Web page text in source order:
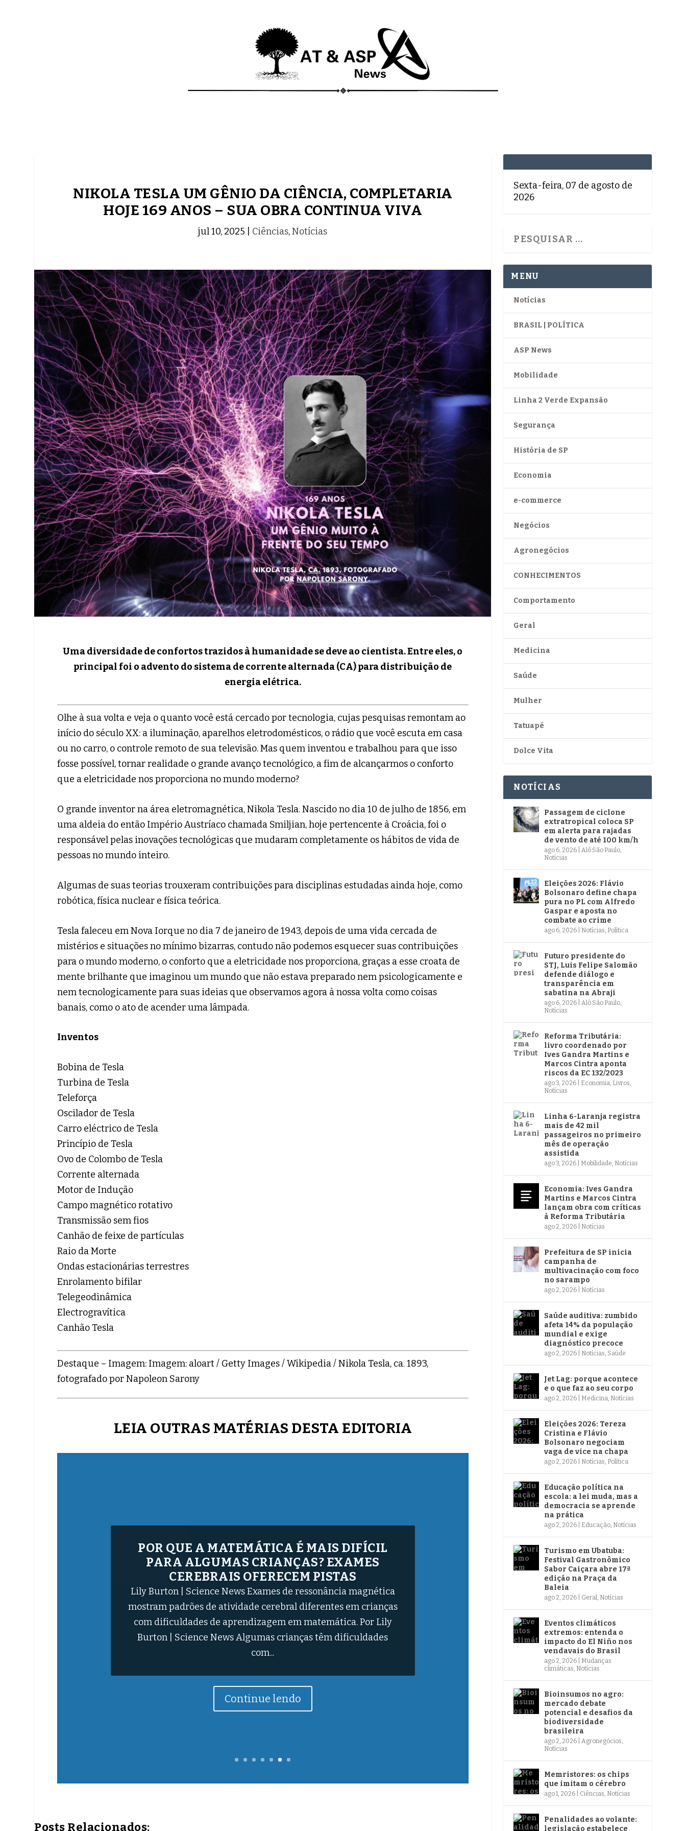
NIKOLA TESLA UM GÊNIO DA CIÊNCIA, COMPLETARIA
HOJE 169 ANOS – SUA OBRA CONTINUA VIVA
jul 10, 2025 Ciências,Notícias
Uma diversidade de confortos trazidos à humanidade se deve ao cientista. Entre eles, o
principal foi o advento do sistema de corrente alternada (CA) para distribuição de
energia elétrica.
Olhe à sua volta e veja o quanto você está cercado por tecnologia, cujas pesquisas remontam ao
início do século XX: a iluminação, aparelhos eletrodomésticos, o rádio que você escuta em casa
ou no carro, o controle remoto de sua televisão. Mas quem inventou e trabalhou para que isso
fosse possível, tornar realidade o grande avanço tecnológico, a fim de alcançarmos o conforto
que a eletricidade nos proporciona no mundo moderno?
O grande inventor na área eletromagnética, Nikola Tesla. Nascido no dia 10 de julho de 1856, em
uma aldeia do então Império Austríaco chamada Smiljian, hoje pertencente à Croácia, foi o
responsável pelas inovações tecnológicas que mudaram completamente os hábitos de vida de
pessoas no mundo inteiro.
Algumas de suas teorias trouxeram contribuições para disciplinas estudadas ainda hoje, como
robótica, física nuclear e física teórica.
Tesla faleceu em Nova Iorque no dia 7 de janeiro de 1943, depois de uma vida cercada de
mistérios e situações no mínimo bizarras, contudo não podemos esquecer suas contribuições
para o mundo moderno, o conforto que a eletricidade nos proporciona, graças a esse croata de
mente brilhante que imaginou um mundo que não estava preparado nem psicologicamente e
nem tecnologicamente para suas ideias que observamos agora à nossa volta como coisas
banais, como o ato de acender uma lâmpada.
Inventos
Bobina de Tesla
Turbina de Tesla
Teleforça
Oscilador de Tesla
Carro eléctrico de Tesla
Princípio de Tesla
Ovo de Colombo de Tesla
Corrente alternada
Motor de Indução
Campo magnético rotativo
Transmissão sem fios
Canhão de feixe de partículas
Raio da Morte
Ondas estacionárias terrestres
Enrolamento bifilar
Telegeodinâmica
Electrogravítica
Canhão Tesla
Destaque – Imagem: Imagem: aloart / Getty Images / Wikipedia / Nikola Tesla, ca. 1893,
fotografado por Napoleon Sarony
LEIA OUTRAS MATÉRIAS DESTA EDITORIA
TATIANA SAMPAIO DETALHA DESCOBERTA
DA POLILAMININA NO RODA VIVA DA TV
CULTURA
Pesquisadora da UFRJ afirma que não buscava exposição e
explica como molécula desenvolvida ao longo de 30 anos pode
representar avanço no tratamento de lesões medulares. A
bióloga e professora da Universidade Federal do Rio de Janeiro,
Tatiana Sampaio, foi...
Continue lendo
Posts Relacionados:
Sexta-feira, 07 de agosto de
2026
MENU
Notícias
BRASIL | POLÍTICA
ASP News
Mobilidade
Linha 2 Verde Expansão
Segurança
História de SP
Economia
e-commerce
Negócios
Agronegócios
CONHECIMENTOS
Comportamento
Geral
Medicina
Saúde
Mulher
Tatuapé
Dolce Vita
NOTÍCIAS
Passagem de ciclone
extratropical coloca SP
em alerta para rajadas
de vento de até 100 km/h
ago 6, 2026 |Alô São Paulo,
Notícias
Eleições 2026: Flávio
Bolsonaro define chapa
pura no PL com Alfredo
Gaspar e aposta no
combate ao crime
ago 6, 2026 Notícias, Política
Futuro presidente do
STJ, Luis Felipe Salomão
defende diálogo e
transparência em
sabatina na Abraji
ago 6, 2026 |Alô São Paulo,
Notícias
Reforma Tributária:
livro coordenado por
Ives Gandra Martins e
Marcos Cintra aponta
riscos da EC 132/2023
ago 3, 2026 Economia, Livros,
Notícias
Linha 6-Laranja registra
mais de 42 mil
passageiros no primeiro
mês de operação
assistida
ago 3, 2026 Mobilidade, Notícias
Economia: Ives Gandra
Martins e Marcos Cintra
lançam obra com críticas
à Reforma Tributária
ago 2, 2026 Notícias
Prefeitura de SP inicia
campanha de
multivacinação com foco
no sarampo
ago 2, 2026 Notícias
Saúde auditiva: zumbido
afeta 14% da população
mundial e exige
diagnóstico precoce
ago 2, 2026 Notícias, Saúde
Jet Lag: porque acontece
e o que faz ao seu corpo
ago 2, 2026 Medicina, Notícias
Eleições 2026: Tereza
Cristina e Flávio
Bolsonaro negociam
vaga de vice na chapa
ago 2, 2026 Notícias, Política
Educação política na
escola: a lei muda, mas a
democracia se aprende
na prática
ago 2, 2026 Educação, Notícias
Turismo em Ubatuba:
Festival Gastronômico
Sabor Caiçara abre 17ª
edição na Praça da
Baleia
ago 2, 2026 Geral, Notícias
Eventos climáticos
extremos: entenda o
impacto do El Niño nos
vendavais do Brasil
ago 2, 2026
Mudanças
climáticas, Notícias
Bioinsumos no agro:
mercado debate
potencial e desafios da
biodiversidade
brasileira
ago 2, 2026 |Agronegócios,
Notícias
Memristores: os chips
que imitam o cérebro
ago 1, 2026 Ciências, Notícias
Penalidades ao volante:
legislação estabelece